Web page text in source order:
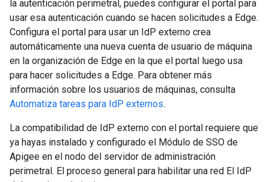
la autenticación perimetral, puedes configurar el portal para
usar esa autenticación cuando se hacen solicitudes a Edge.
Configura el portal para usar un IdP externo crea
automáticamente una nueva cuenta de usuario de máquina
en la organización de Edge en la que el portal luego usa
para hacer solicitudes a Edge. Para obtener más
información sobre los usuarios de máquinas, consulta
Automatiza tareas para IdP externos.
La compatibilidad de IdP externo con el portal requiere que
ya hayas instalado y configurado el Módulo de SSO de
Apigee en el nodo del servidor de administración
perimetral. El proceso general para habilitar una red El IdP